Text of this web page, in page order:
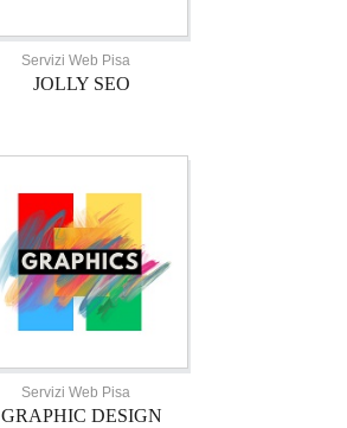
Servizi Web Pisa
JOLLY SEO
Servizi Web Pisa
GRAPHIC DESIGN